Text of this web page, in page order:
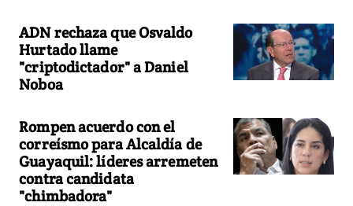
ADN rechaza que Osvaldo
Hurtado llame
"criptodictador" a Daniel
Noboa
Rompen acuerdo con el
correísmo para Alcaldía de
Guayaquil: líderes arremeten
contra candidata
"chimbadora"